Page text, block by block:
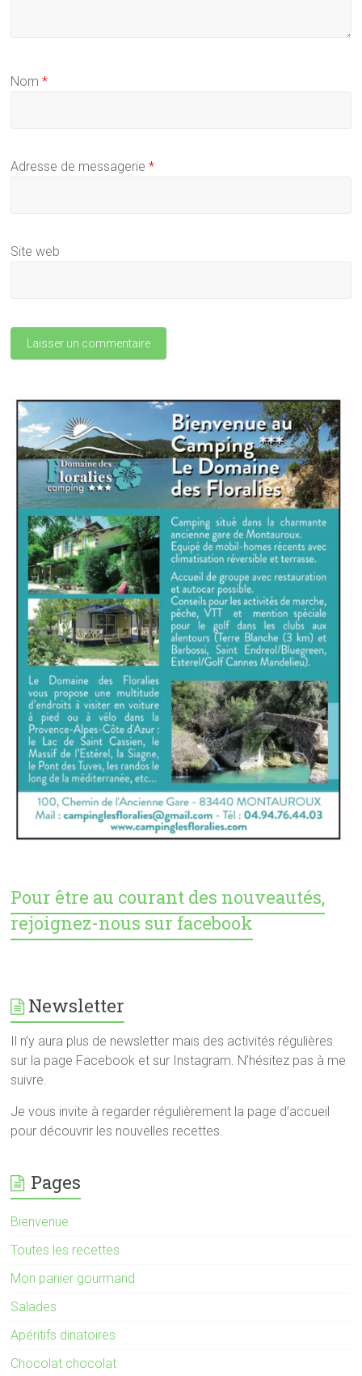
Nom*
Adresse de messagerie*
Site web
Pour être au courant des nouveautés,
rejoignez-nous sur facebook
Newsletter
Il n’y aura plus de newsletter mais des activités régulières
sur la page Facebook et sur Instagram. N’hésitez pas à me
suivre.
Je vous invite à regarder régulièrement la page d’accueil
pour découvrir les nouvelles recettes.
Pages
Bienvenue
Toutes les recettes
Mon panier gourmand
Salades
Apéritifs dinatoires
Chocolat chocolat